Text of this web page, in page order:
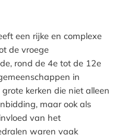
een rijke en complexe
de vroege
rond de 4e tot de 12e
in
kerken die niet alleen
maar ook als
van het
waren vaak